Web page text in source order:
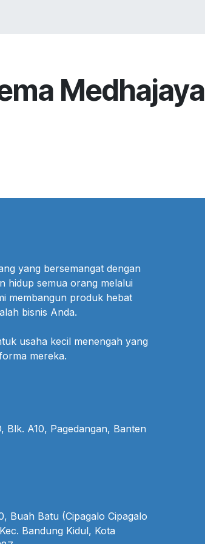
Medhajaya
yang bersemangat dengan
hidup semua orang melalui
membangun produk hebat
bisnis Anda.
usaha kecil menengah yang
mereka.
Blk. A10, Pagedangan, Banten
Buah Batu (Cipagalo Cipagalo
Bandung Kidul, Kota